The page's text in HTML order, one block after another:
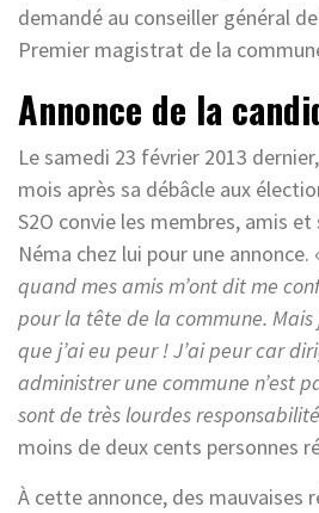
demandé au conseiller général
Premier magistrat de la
Annonce de la
Le samedi 23 février 2013
mois après sa débâcle aux
S2O convie les membres, amis
Néma chez lui pour une annonce.
quand mes amis m’ont dit me
pour la tête de la commune. Mais
que j’ai eu peur ! J’ai peur car
administrer une commune n’est
sont de très lourdes
moins de deux cents personnes
À cette annonce, des mauvaises